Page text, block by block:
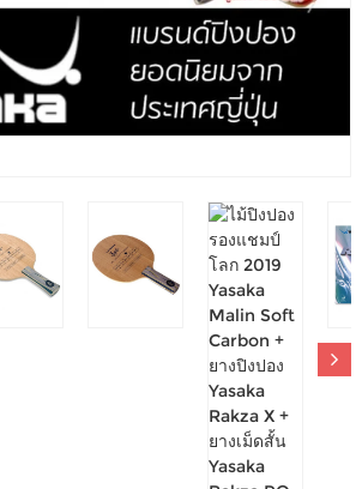
โลก 2019 YASAKA MALIN SOFT
งปอง YASAKA RAKZA X + ยางเม็ด
PO แถมฟรี เคสใส่ไม้ปิงปอง